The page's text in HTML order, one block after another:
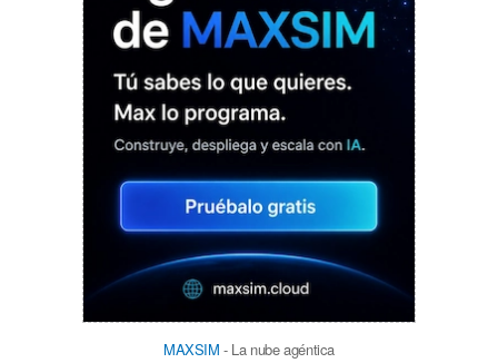
MAXSIM - La nube agéntica